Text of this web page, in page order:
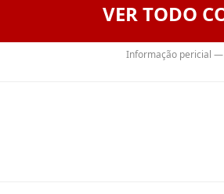
VER TODO
Informação pericial —